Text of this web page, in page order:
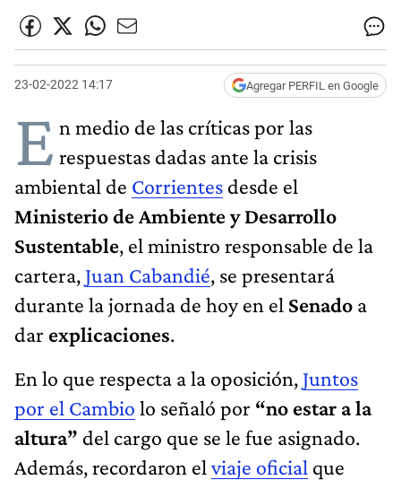
23-02-2022 14:17 Agregar PERFIL en Google
E n medio de las críticas por las
respuestas dadas ante la crisis
ambiental de Corrientes desde el
Ministerio de Ambiente y Desarrollo
Sustentable, el ministro responsable de la
cartera, Juan Cabandié, se presentará
durante la jornada de hoy en el Senado a
dar explicaciones.
En lo que respecta a la oposición, Juntos
por el Cambio lo señaló por “no estar a la
altura” del cargo que se le fue asignado.
Además, recordaron el viaje oficial que